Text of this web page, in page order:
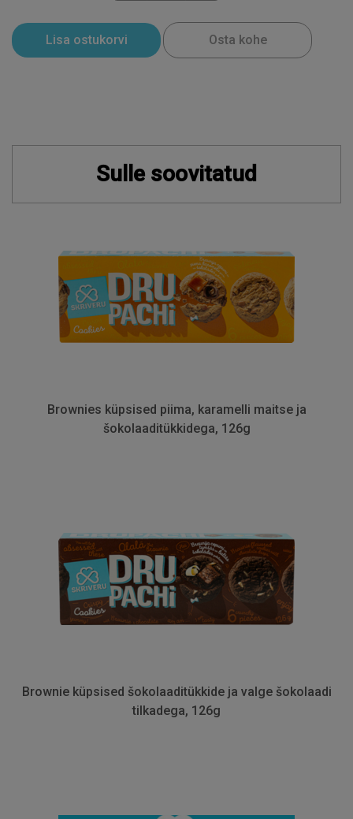
Lisa ostukorvi Osta kohe
Sulle soovitatud
Brownies küpsised piima, karamelli maitse ja
šokolaaditükkidega, 126g
Brownie küpsised šokolaaditükkide ja valge šokolaadi
tilkadega, 126g